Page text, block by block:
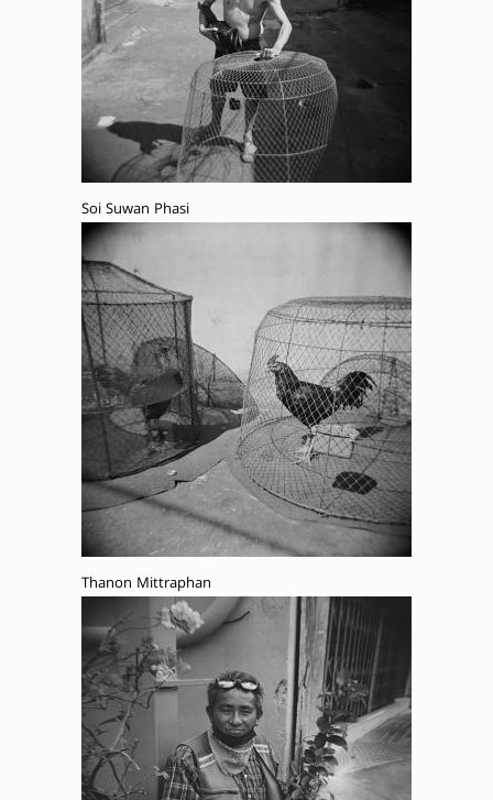
Soi Suwan Phasi
Thanon Mittraphan